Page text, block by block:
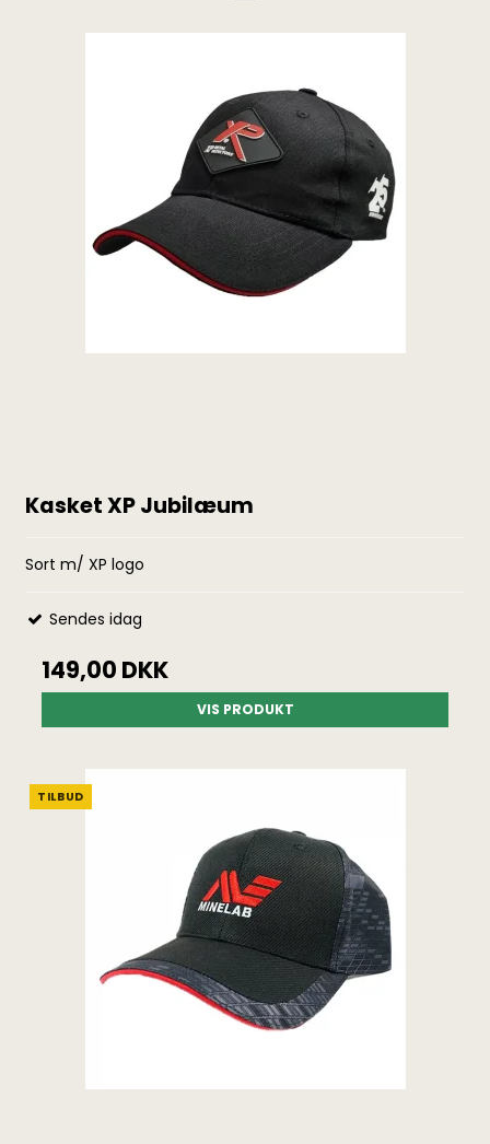
Kasket XP Jubilæum
Sort m/ XP logo
Sendes idag
149,00 DKK
VIS PRODUKT
TILBUD